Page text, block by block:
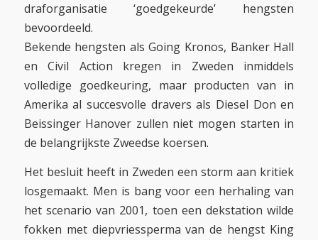
draforganisatie ‘goedgekeurde’ hengsten
bevoordeeld.
Bekende hengsten als Going Kronos, Banker Hall
en Civil Action kregen in Zweden inmiddels
volledige goedkeuring, maar producten van in
Amerika al succesvolle dravers als Diesel Don en
Beissinger Hanover zullen niet mogen starten in
de belangrijkste Zweedse koersen.
Het besluit heeft in Zweden een storm aan kritiek
losgemaakt. Men is bang voor een herhaling van
het scenario van 2001, toen een dekstation wilde
fokken met diepvriessperma van de hengst King